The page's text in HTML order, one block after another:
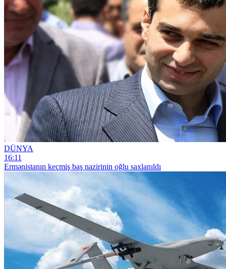
DÜNYA
16:11
Ermənistanın keçmiş baş nazirinin oğlu saxlanıldı